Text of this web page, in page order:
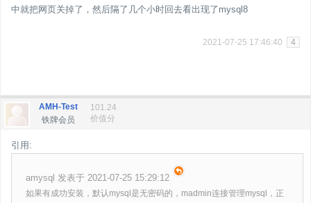
中就把网页关掉了，然后隔了几个小时回去看出现了mysql8
2021-07-25 17:46:40 4
AMH-Test
铁牌会员
101.24
价值分
引用:
amysql 发表于 2021-07-25 15:29:12
如果有成功安装，默认mysql是无密码的，madmin连接管理mysql，正